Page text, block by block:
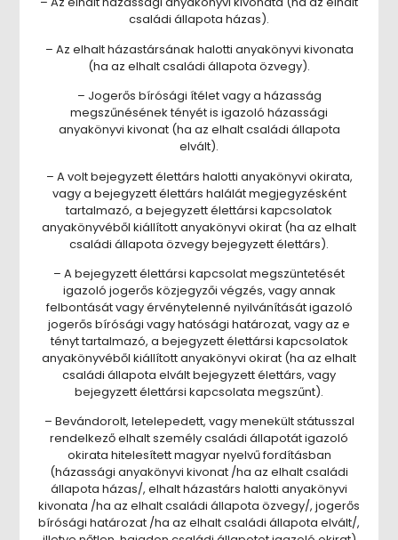
családi állapota házas).
– Az elhalt házastársának halotti anyakönyvi kivonata
(ha az elhalt családi állapota özvegy).
– Jogerős bírósági ítélet vagy a házasság
megszűnésének tényét is igazoló házassági
anyakönyvi kivonat (ha az elhalt családi állapota
elvált).
– A volt bejegyzett élettárs halotti anyakönyvi okirata,
vagy a bejegyzett élettárs halálát megjegyzésként
tartalmazó, a bejegyzett élettársi kapcsolatok
anyakönyvéből kiállított anyakönyvi okirat (ha az elhalt
családi állapota özvegy bejegyzett élettárs).
– A bejegyzett élettársi kapcsolat megszüntetését
igazoló jogerős közjegyzői végzés, vagy annak
felbontását vagy érvénytelenné nyilvánítását igazoló
jogerős bírósági vagy hatósági határozat, vagy az e
tényt tartalmazó, a bejegyzett élettársi kapcsolatok
anyakönyvéből kiállított anyakönyvi okirat (ha az elhalt
családi állapota elvált bejegyzett élettárs, vagy
bejegyzett élettársi kapcsolata megszűnt).
– Bevándorolt, letelepedett, vagy menekült státusszal
rendelkező elhalt személy családi állapotát igazoló
okirata hitelesített magyar nyelvű fordításban
(házassági anyakönyvi kivonat /ha az elhalt családi
állapota házas/, elhalt házastárs halotti anyakönyvi
kivonata /ha az elhalt családi állapota özvegy/, jogerős
bírósági határozat /ha az elhalt családi állapota elvált/,